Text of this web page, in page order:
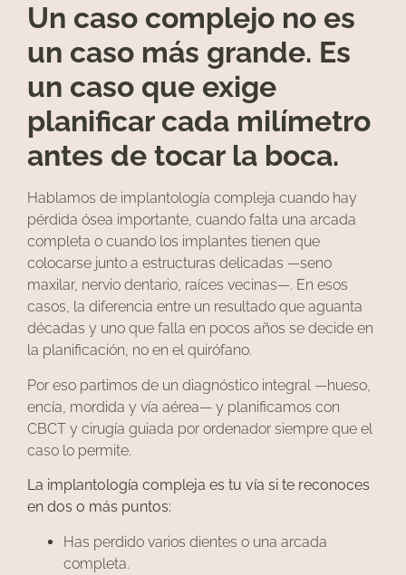
Un caso complejo no es
un caso más grande. Es
un caso que exige
planificar cada milímetro
antes de tocar la boca.
Hablamos de implantología compleja cuando hay
pérdida ósea importante, cuando falta una arcada
completa o cuando los implantes tienen que
colocarse junto a estructuras delicadas —seno
maxilar, nervio dentario, raíces vecinas—. En esos
casos, la diferencia entre un resultado que aguanta
décadas y uno que falla en pocos años se decide en
la planificación, no en el quirófano.
Por eso partimos de un diagnóstico integral —hueso,
encía, mordida y vía aérea— y planificamos con
CBCT y cirugía guiada por ordenador siempre que el
caso lo permite.
La implantología compleja es tu vía si te reconoces
en dos o más puntos:
Has perdido varios dientes o una arcada
completa.